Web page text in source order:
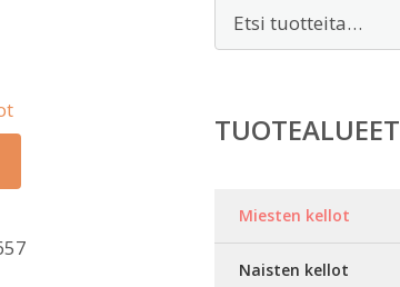
TUOTEALUEET
Miesten kellot
Naisten kellot